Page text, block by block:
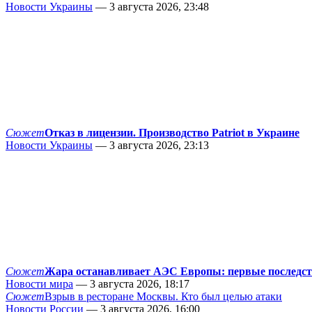
Новости Украины — 3 августа 2026, 23:48
СюжетОтказ в лицензии. Производство Patriot в Украине
Новости Украины — 3 августа 2026, 23:13
СюжетЖара останавливает АЭС Европы: первые
Новости мира — 3 августа 2026, 18:17
СюжетВзрыв в ресторане Москвы. Кто был целью атаки
Новости России — 3 августа 2026, 16:00